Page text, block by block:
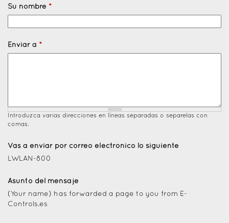
Su nombre *
Enviar a *
Introduzca varias direcciones en líneas separadas o separelas con
comas.
Vas a enviar por correo electrónico lo siguiente
LWLAN-800
Asunto del mensaje
(Your name) has forwarded a page to you from E-
Controls.es